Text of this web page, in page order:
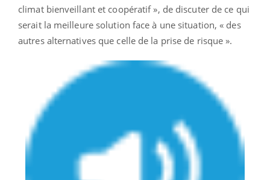
climat bienveillant et coopératif », de discuter de ce qui
serait la meilleure solution face à une situation, « des
autres alternatives que celle de la prise de risque ».